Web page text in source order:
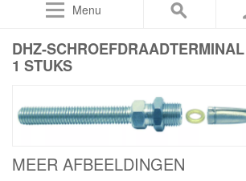
Menu
DHZ-
1 STUKS
MEER AFBEELDINGEN